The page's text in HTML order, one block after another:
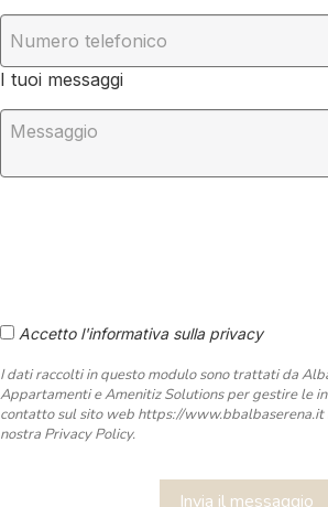
I tuoi messaggi
Accetto l'informativa sulla privacy
I dati raccolti in questo modulo sono trattati da
Appartamenti e Amenitiz Solutions per gestire le
contatto sul sito web https://www.bbalbaserena.it
nostra Privacy Policy.